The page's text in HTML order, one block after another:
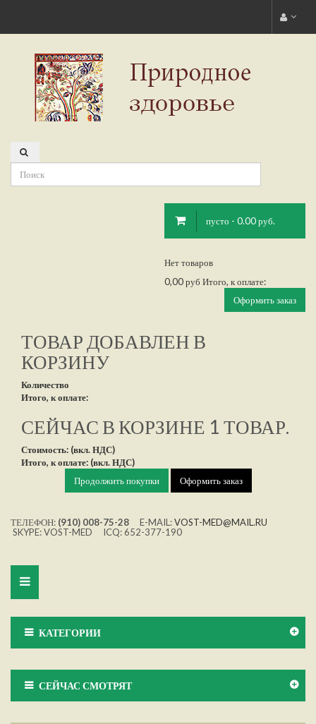
пусто - 0.00 руб.
Нет товаров
0,00 руб Итого, к оплате:
Оформить заказ
ТОВАР ДОБАВЛЕН В
КОРЗИНУ
Количество
Итого, к оплате:
СЕЙЧАС В КОРЗИНЕ 1 ТОВАР.
Стоимость: (вкл. НДС)
Итого, к оплате: (вкл. НДС)
Продолжить покупки
Оформить заказ
ТЕЛЕФОН: (910) 008-75-28 E-MAIL:VOST-MED@MAIL.RU
SKYPE: VOST-MED ICQ: 652-377-190
Toggle
КАТЕГОРИИ
СЕЙЧАС СМОТРЯТ